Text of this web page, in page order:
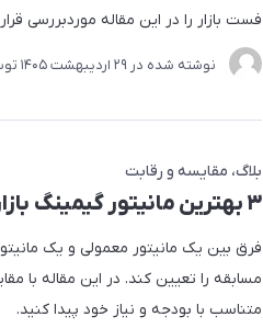
فست بازار را در این مقاله موردبررسی
نوشته شده در 29 ارديبهشت 1405
بلاگ مقایسه و رقابت
۳ بهترین مانیتور گیمینگ بازار را بشناسید
فرق بین یک مانیتور معمولی و یک
متناسب با بودجه و نیاز خود پیدا کنید.